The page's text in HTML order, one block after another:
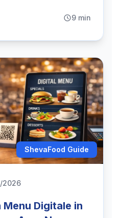
il tuo menu sempre
9 min
ShevaFood Guide
2026
Menu Digitale in